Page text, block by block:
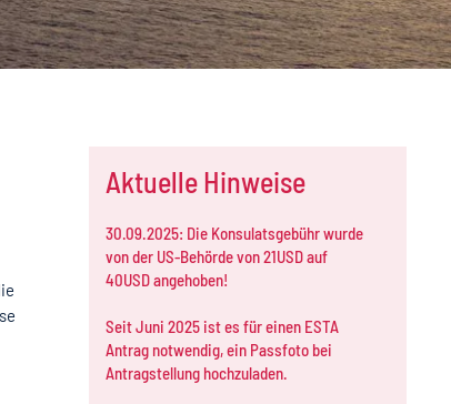
Aktuelle Hinweise
30.09.2025: Die Konsulatsgebühr wurde
von der US-Behörde von 21USD auf
40USD angehoben!
Seit Juni 2025 ist es für einen ESTA
Antrag notwendig, ein Passfoto bei
Antragstellung hochzuladen.